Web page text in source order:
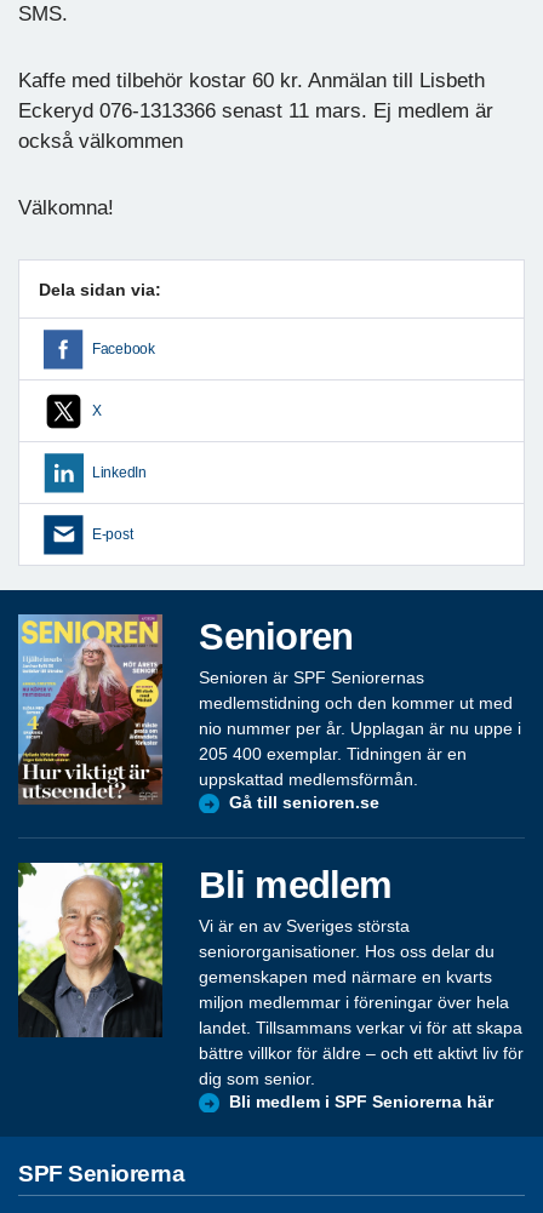
SMS.
Kaffe med tilbehör kostar 60 kr. Anmälan till Lisbeth
Eckeryd 076-1313366 senast 11 mars. Ej medlem är
också välkommen
Välkomna!
Dela sidan via:
Facebook
X
LinkedIn
E-post
Senioren
Senioren är SPF Seniorernas
medlemstidning och den kommer ut med
nio nummer per år. Upplagan är nu uppe i
205 400 exemplar. Tidningen är en
uppskattad medlemsförmån.
Gå till senioren.se
Bli medlem
Vi är en av Sveriges största
seniororganisationer. Hos oss delar du
gemenskapen med närmare en kvarts
miljon medlemmar i föreningar över hela
landet. Tillsammans verkar vi för att skapa
bättre villkor för äldre – och ett aktivt liv för
dig som senior.
Bli medlem i SPF Seniorerna här
SPF Seniorerna